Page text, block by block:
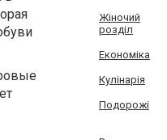
Жіночий
розділ
Економіка
Кулінарія
Подорожі